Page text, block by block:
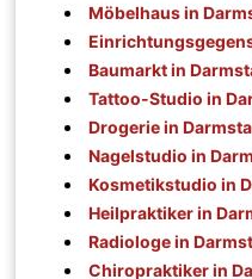
Möbelhaus in
Baumarkt in
Tattoo-Studio in
Drogerie in
Nagelstudio in
Kosmetikstudio in
Heilpraktiker in
Radiologe in
Chiropraktiker in